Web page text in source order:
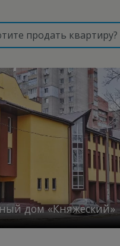
продать квартиру?
дом «Княжеский»